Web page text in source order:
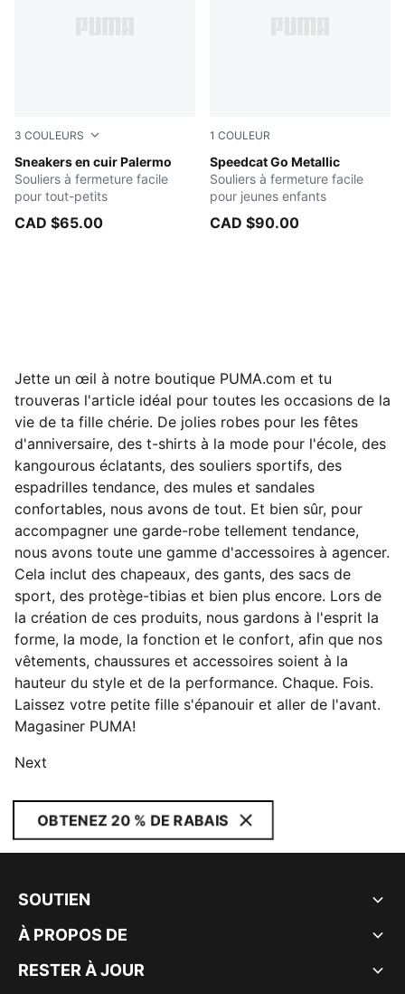
3 COULEURS
Sneakers en cuir Palermo
PUMA White-Vapor Gray-Gum
Souliers à fermeture facile
pour tout-petits
CAD $65.00
1 COULEUR
Speedcat Go Metallic
PUMA Silver-PUMA White-
Souliers à fermeture facile
pour jeunes enfants
CAD $90.00
Jette un œil à notre boutique PUMA.com et tu
trouveras l'article idéal pour toutes les occasions de la
vie de ta fille chérie. De jolies robes pour les fêtes
d'anniversaire, des t-shirts à la mode pour l'école, des
kangourous éclatants, des souliers sportifs, des
espadrilles tendance, des mules et sandales
confortables, nous avons de tout. Et bien sûr, pour
accompagner une garde-robe tellement tendance,
nous avons toute une gamme d'accessoires à agencer.
Cela inclut des chapeaux, des gants, des sacs de
sport, des protège-tibias et bien plus encore. Lors de
la création de ces produits, nous gardons à l'esprit la
forme, la mode, la fonction et le confort, afin que nos
vêtements, chaussures et accessoires soient à la
hauteur du style et de la performance. Chaque. Fois.
Laissez votre petite fille s'épanouir et aller de l'avant.
Magasiner PUMA!
Next
OBTENEZ 20 % DE RABAIS
SOUTIEN
À PROPOS DE
RESTER À JOUR